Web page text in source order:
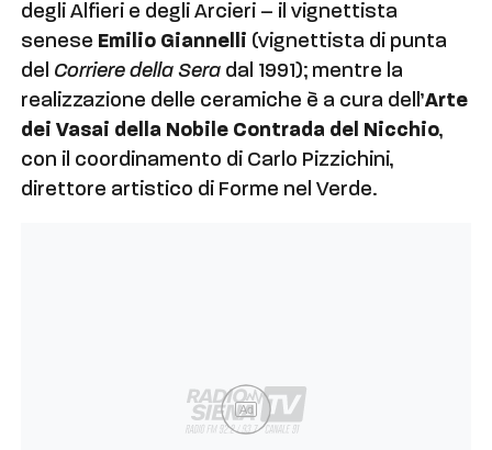
degli Alfieri e degli Arcieri – il vignettista
senese Emilio Giannelli (vignettista di punta
del Corriere della Sera dal 1991); mentre la
realizzazione delle ceramiche è a cura dell’Arte
dei Vasai della Nobile Contrada del Nicchio,
con il coordinamento di Carlo Pizzichini,
direttore artistico di Forme nel Verde.
Ad